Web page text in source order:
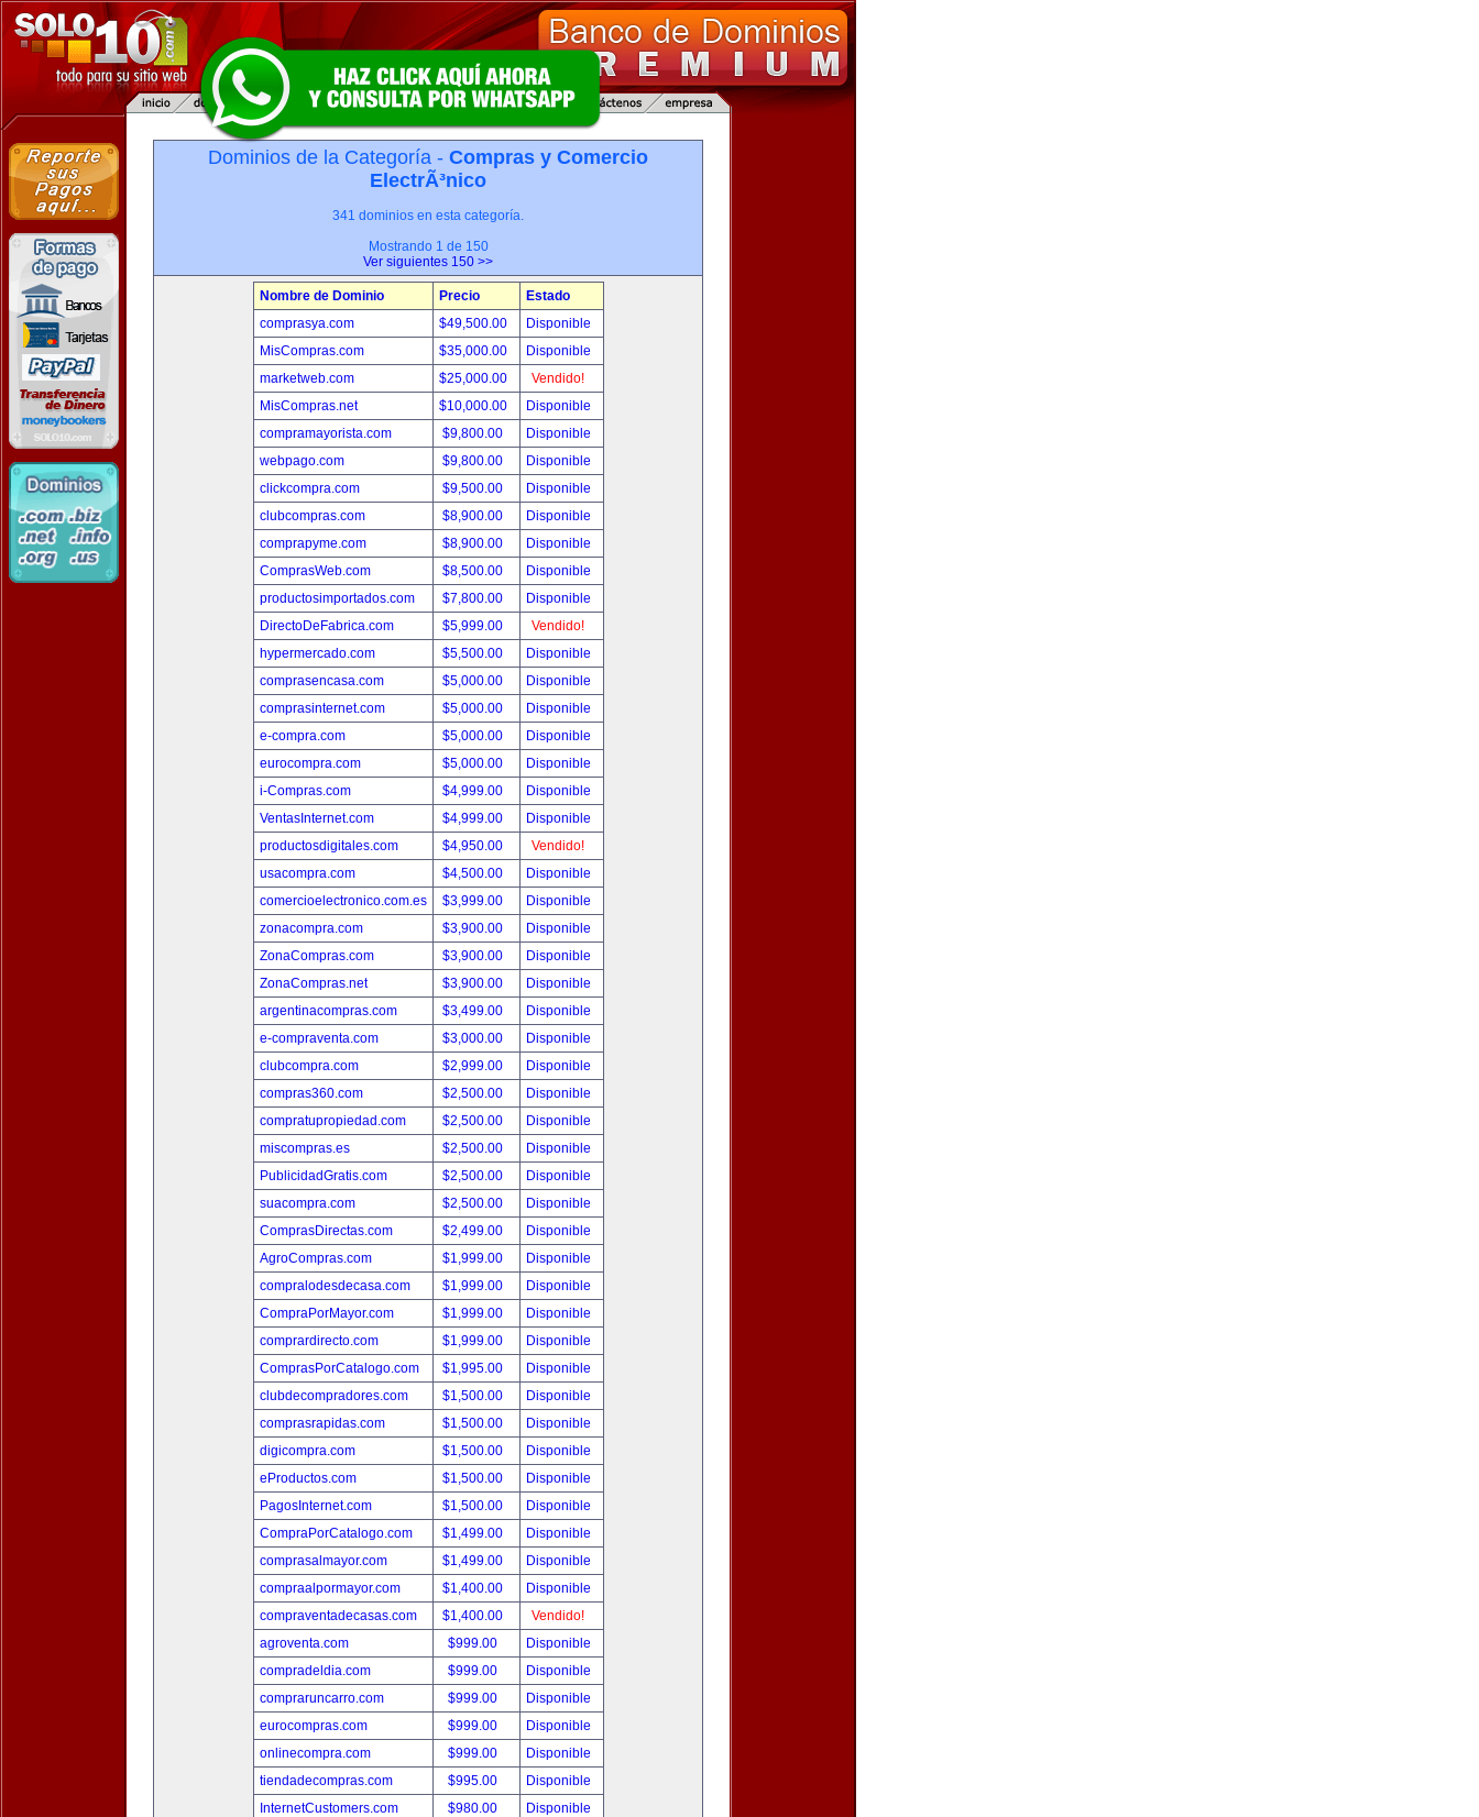
Dominios de la Categoría - Compras y Comercio
ElectrÃ³nico
341 dominios en esta categoría.
Mostrando 1 de 150
Ver siguientes 150 >>
Nombre de Dominio Precio
Estado
comprasya.com
$49,500.00
Disponible
MisCompras.com
$35,000.00
Disponible
marketweb.com
$25,000.00
Vendido!
MisCompras.net
$10,000.00
Disponible
compramayorista.com
$9,800.00
Disponible
webpago.com
$9,800.00
Disponible
clickcompra.com
$9,500.00
Disponible
clubcompras.com
$8,900.00
Disponible
comprapyme.com
$8,900.00
Disponible
ComprasWeb.com
$8,500.00
Disponible
productosimportados.com
$7,800.00
Disponible
DirectoDeFabrica.com
$5,999.00
Vendido!
hypermercado.com
$5,500.00
Disponible
comprasencasa.com
$5,000.00
Disponible
comprasinternet.com
$5,000.00
Disponible
e-compra.com
$5,000.00
Disponible
eurocompra.com
$5,000.00
Disponible
i-Compras.com
$4,999.00
Disponible
VentasInternet.com
$4,999.00
Disponible
productosdigitales.com
$4,950.00
Vendido!
usacompra.com
$4,500.00
Disponible
comercioelectronico.com.es
$3,999.00
Disponible
zonacompra.com
$3,900.00
Disponible
ZonaCompras.com
$3,900.00
Disponible
ZonaCompras.net
$3,900.00
Disponible
argentinacompras.com
$3,499.00
Disponible
e-compraventa.com
$3,000.00
Disponible
clubcompra.com
$2,999.00
Disponible
compras360.com
$2,500.00
Disponible
compratupropiedad.com
$2,500.00
Disponible
miscompras.es
$2,500.00
Disponible
PublicidadGratis.com
$2,500.00
Disponible
suacompra.com
$2,500.00
Disponible
ComprasDirectas.com
$2,499.00
Disponible
AgroCompras.com
$1,999.00
Disponible
compralodesdecasa.com
$1,999.00
Disponible
CompraPorMayor.com
$1,999.00
Disponible
comprardirecto.com
$1,999.00
Disponible
ComprasPorCatalogo.com
$1,995.00
Disponible
clubdecompradores.com
$1,500.00
Disponible
comprasrapidas.com
$1,500.00
Disponible
digicompra.com
$1,500.00
Disponible
eProductos.com
$1,500.00
Disponible
PagosInternet.com
$1,500.00
Disponible
CompraPorCatalogo.com
$1,499.00
Disponible
comprasalmayor.com
$1,499.00
Disponible
compraalpormayor.com
$1,400.00
Disponible
compraventadecasas.com
$1,400.00
Vendido!
agroventa.com
$999.00
Disponible
compradeldia.com
$999.00
Disponible
compraruncarro.com
$999.00
Disponible
eurocompras.com
$999.00
Disponible
onlinecompra.com
$999.00
Disponible
tiendadecompras.com
$995.00
Disponible
InternetCustomers.com
$980.00
Disponible